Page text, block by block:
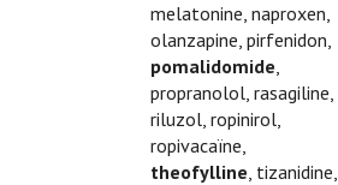
melatonine, naproxen,
olanzapine, pirfenidon,
pomalidomide,
propranolol, rasagiline,
riluzol, ropinirol,
ropivacaïne,
theofylline, tizanidine,